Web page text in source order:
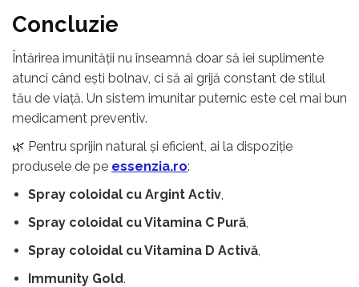
Concluzie
Întărirea imunității nu înseamnă doar să iei suplimente
atunci când ești bolnav, ci să ai grijă constant de stilul
tău de viață. Un sistem imunitar puternic este cel mai bun
medicament preventiv.
🌿 Pentru sprijin natural și eficient, ai la dispoziție
produsele de pe essenzia.ro:
Spray coloidal cu Argint Activ,
Spray coloidal cu Vitamina C Pură,
Spray coloidal cu Vitamina D Activă,
Immunity Gold.